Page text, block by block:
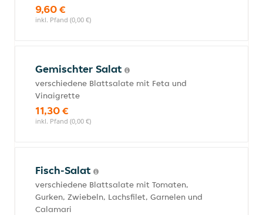
9,60 €
inkl. Pfand (0,00 €)
Gemischter Salat
verschiedene Blattsalate mit Feta und
Vinaigrette
11,30 €
inkl. Pfand (0,00 €)
Fisch-Salat
verschiedene Blattsalate mit Tomaten,
Gurken, Zwiebeln, Lachsfilet, Garnelen und
Calamari